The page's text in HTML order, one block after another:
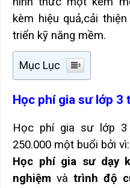
kèm hiệu quả,cải
triển kỹ năng mềm.
Mục Lục
Học phí gia sư lớp 3
Học phí gia sư lớp
250.000 một buổi bởi vì:
Học phí gia sư dạy
nghiệm và trình độ